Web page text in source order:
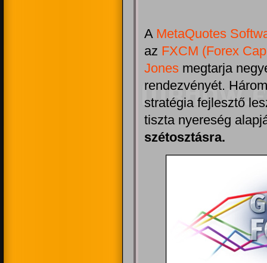
A MetaQuotes
az FXCM (Forex
Jones megtarja
rendezvényét.
stratégia fejlesztő
tiszta nyereség
szétosztásra.